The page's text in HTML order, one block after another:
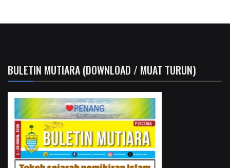
BULETIN MUTIARA (DOWNLOAD / MUAT TURUN)